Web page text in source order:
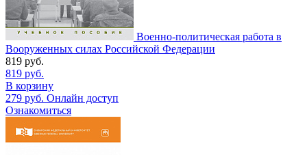
Военно-политическая работа в
Вооруженных силах Российской Федерации
819 руб.
819 руб.
В корзину
279 руб. Онлайн доступ
Ознакомиться